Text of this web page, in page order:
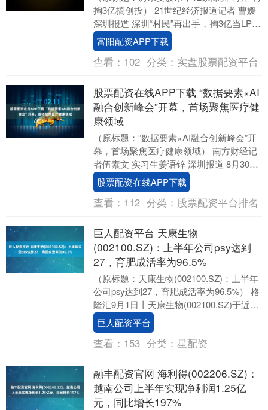
掏3亿搞创投） 21世纪经济报道记者 曹媛
深圳报道 深圳“村民”再出手，掏3亿当LP成
立VC基金。 近日，有两只VC....
富阳配资APP下载
查看： 102 分类： 实盘股票配资平台
股票配资在线APP下载 “数据要素×AI
融合创新峰会”开幕，首场聚焦医疗健
康领域
（原标题：“数据要素×AI融合创新峰会”开
幕，首场聚焦医疗健康领域） 南方财经记
者伍素文 实习生姜语锌 深圳报道 8月30日
上午，深圳（前海）国际数据产业园
内，....
股票配资在线APP下载
查看： 112 分类： 股票配资平台排名
巨人配资平台 天康生物
(002100.SZ)：上半年公司psy达到
27，育肥成活率为96.5%
（原标题：天康生物(002100.SZ)：上半年
公司psy达到27，育肥成活率为96.5%） 格
隆汇9月1日丨天康生物(002100.SZ)于近期
投资者关系活动....
巨人配资平台
查看： 153 分类： 星配资
融丰配资官网 海利得(002206.SZ)：
越南公司上半年实现净利润1.25亿
元，同比增长197%